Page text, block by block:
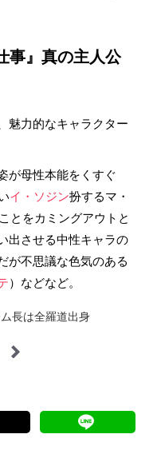
事』真の主人公
魅力的なキャラクター
が母性本能をくすぐ
イ・ソジン扮するマ・
とをカミングアウトと
出させる中性キャラの
が不思議な色気のある
）などなど。
長は全羅道出身